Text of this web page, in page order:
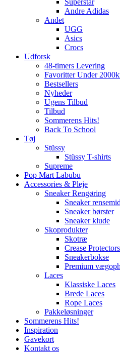
Andre Adidas
Andet
UGG
Asics
Crocs
Udforsk
48-timers Levering
Favoritter Under
Bestsellers
Nyheder
Ugens Tilbud
Tilbud
Sommerens Hits!
Back To School
Tøj
Stüssy
Stüssy T-shirts
Supreme
Pop Mart Labubu
Accessories & Pleje
Sneaker Rengøring
Sneaker
Sneaker børster
Sneaker klude
Skoprodukter
Skotræ
Crease Protectors
Sneakerbokse
Premium
Laces
Klassiske Laces
Brede Laces
Rope Laces
Pakkeløsninger
Sommerens Hits!
Inspiration
Gavekort
Kontakt os